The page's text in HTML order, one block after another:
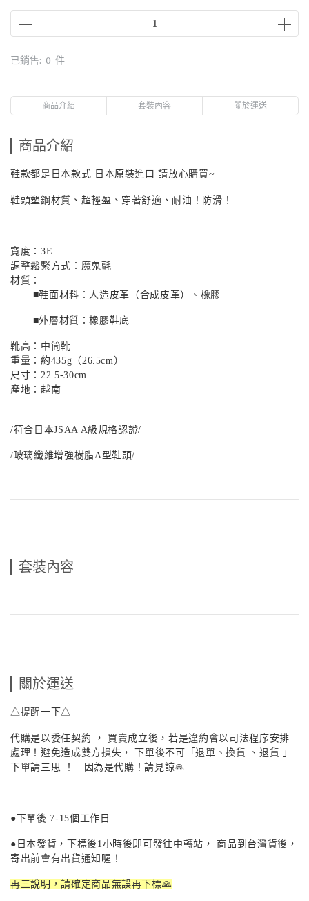
已銷售: 0 件
商品介紹 套裝內容 關於運送
商品介紹
鞋款都是日本款式 日本原裝進口 請放心購買~
鞋頭塑鋼材質、超輕盈、穿著舒適、耐油！防滑！
寬度： 3E
調整鬆緊方式：魔鬼氈
材質：
■鞋面材料：人造皮革（合成皮革）、橡膠
■外層材質：橡膠鞋底
靴高：中筒靴
重量：約435g（26.5cm）
尺寸： 22.5-30cm
產地：越南
/符合日本JSAA A級規格認證/
/玻璃纖維增強樹脂A型鞋頭/
套裝內容
關於運送
△提醒一下△
代購是以委任契約 ， 買賣成立後，若是違約會以司法程序安排
處理！避免造成雙方損失， 下單後不可「退單、換貨 、退貨 」
下單請三思 ！ 因為是代購！請見諒🙏
●下單後 7-15個工作日
●日本發貨，下標後1小時後即可發往中轉站， 商品到台灣貨後，
寄出前會有出貨通知喔！
再三說明，請確定商品無誤再下標🙏